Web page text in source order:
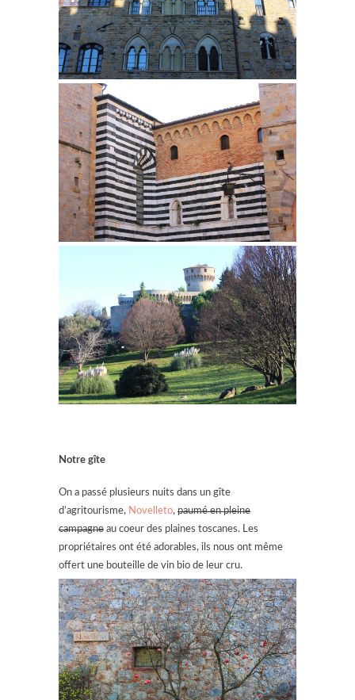
Notre gîte
On a passé plusieurs nuits dans un gîte
d’agritourisme, Novelleto, paumé en pleine
campagne au coeur des plaines toscanes. Les
propriétaires ont été adorables, ils nous ont même
offert une bouteille de vin bio de leur cru.